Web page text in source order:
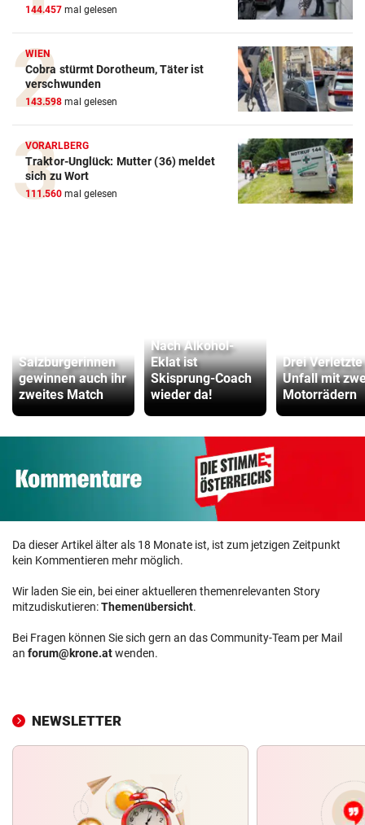
144.457 mal gelesen
WIEN
Cobra stürmt Dorotheum, Täter ist
verschwunden
143.598 mal gelesen
VORARLBERG
Traktor-Unglück: Mutter (36) meldet
sich zu Wort
111.560 mal gelesen
Salzburgerinnen
gewinnen auch ihr
zweites Match
Nach Alkohol-
Eklat ist
Skisprung-Coach
wieder da!
Drei
Unfall mit
Motorrädern
Da dieser Artikel älter als 18 Monate ist, ist zum jetzigen Zeitpunkt
kein Kommentieren mehr möglich.
Wir laden Sie ein, bei einer aktuelleren themenrelevanten Story
mitzudiskutieren:Themenübersicht.
Bei Fragen können Sie sich gern an das Community-Team per Mail
an forum@krone.atwenden.
NEWSLETTER